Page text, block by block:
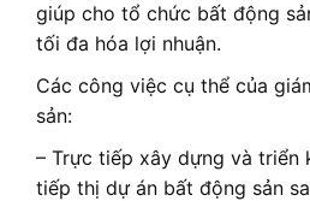
giúp cho tổ chức bất động
tối đa hóa lợi nhuận.
Các công việc cụ thể của
sản:
– Trực tiếp xây dựng và triển
tiếp thị dự án bất động sản